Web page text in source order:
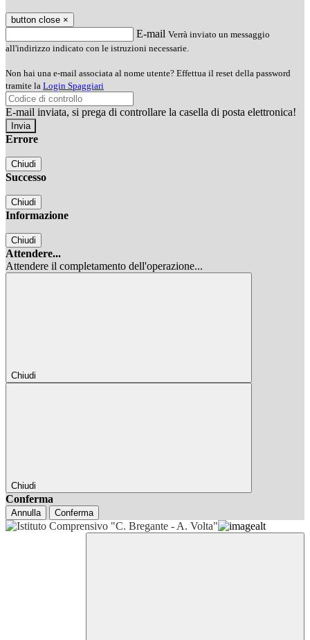
button close ×
E-mail Verrà inviato un messaggio
all'indirizzo indicato con le istruzioni necessarie.
Non hai una e-mail associata al nome utente? Effettua il reset della password
tramite la Login Spaggiari
E-mail inviata, si prega di controllare la casella di posta elettronica!
Errore
Chiudi
Successo
Chiudi
Informazione
Chiudi
Attendere...
Attendere il completamento dell'operazione...
Chiudi
Chiudi
Conferma
Annulla Conferma